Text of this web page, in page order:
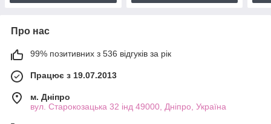
Про нас
99% позитивних з 536 відгуків за рік
Працює з 19.07.2013
м. Дніпро
вул. Старокозацька 32 інд 49000, Дніпро, Україна